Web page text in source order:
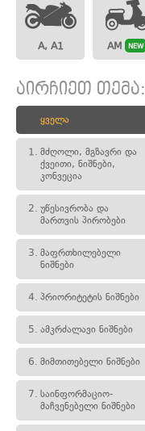
A, A1 AM NEW
აირჩიეთ თემა:
ყველა
1. მძღოლი, მგზავრი და
ქვეითი, ნიშნები,
კონვეცია
2. უწესივრობა და
მართვის პირობები
3. მაფრთხილებელი
ნიშნები
4. პრიორიტეტის ნიშნები
5. ამკრძალავი ნიშნები
6. მიმთითებელი ნიშნები
7. საინფორმაციო-
მაჩვენებელი ნიშნები